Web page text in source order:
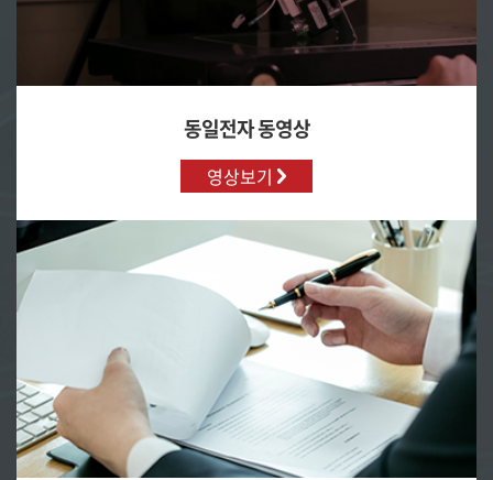
동일전자 동영상
영상보기